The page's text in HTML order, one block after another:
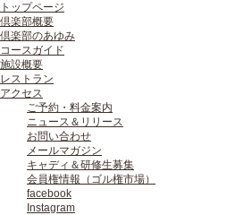
トップページ
倶楽部概要
倶楽部のあゆみ
コースガイド
施設概要
レストラン
アクセス
ご予約・料金案内
ニュース＆リリース
お問い合わせ
メールマガジン
キャディ＆研修生募集
会員権情報（ゴル権市場）
facebook
Instagram